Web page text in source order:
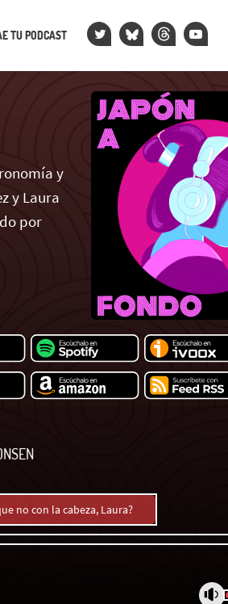
TU PODCAST
y
y Laura
por
no con la cabeza, Laura?